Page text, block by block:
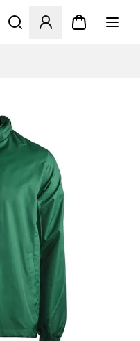
Odpre Modal za prijavo ali